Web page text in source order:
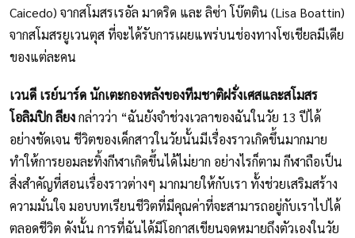
Caicedo) จากสโมสรเรอัล มาดริด และ ลิซ่า โบ๊ตติน (Lisa Boattin)
จากสโมสรยูเวนตุส ที่จะได้รับการเผยแพร่บนช่องทางโซเชียลมีเดีย
ของแต่ละคน
เวนดี เรย์นาร์ด นักเตะกองหลังของทีมชาติฝรั่งเศสและสโมสร
โอลิมปิกลียงกล่าวว่า “ฉันยังจำช่วงเวลาของฉันในวัย 13 ปีได้
อย่างชัดเจน ชีวิตของเด็กสาวในวัยนั้นมีเรื่องราวเกิดขึ้นมากมาย
ทำให้การยอมละทิ้งกีฬาเกิดขึ้นได้ไม่ยาก อย่างไรก็ตาม กีฬาถือเป็น
สิ่งสำคัญที่สอนเรื่องราวต่างๆ มากมายให้กับเรา ทั้งช่วยเสริมสร้าง
ความมั่นใจ มอบบทเรียนชีวิตที่มีคุณค่าที่จะสามารถอยู่กับเราไปได้
ตลอดชีวิต ดังนั้น การที่ฉันได้มีโอกาสเขียนจดหมายถึงตัวเองในวัย